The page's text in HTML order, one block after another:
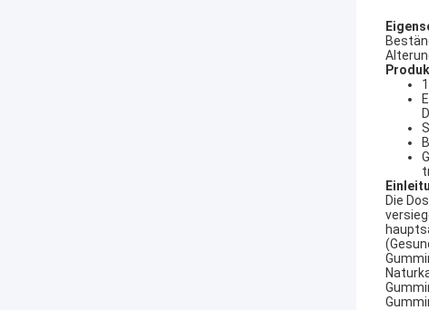
Die